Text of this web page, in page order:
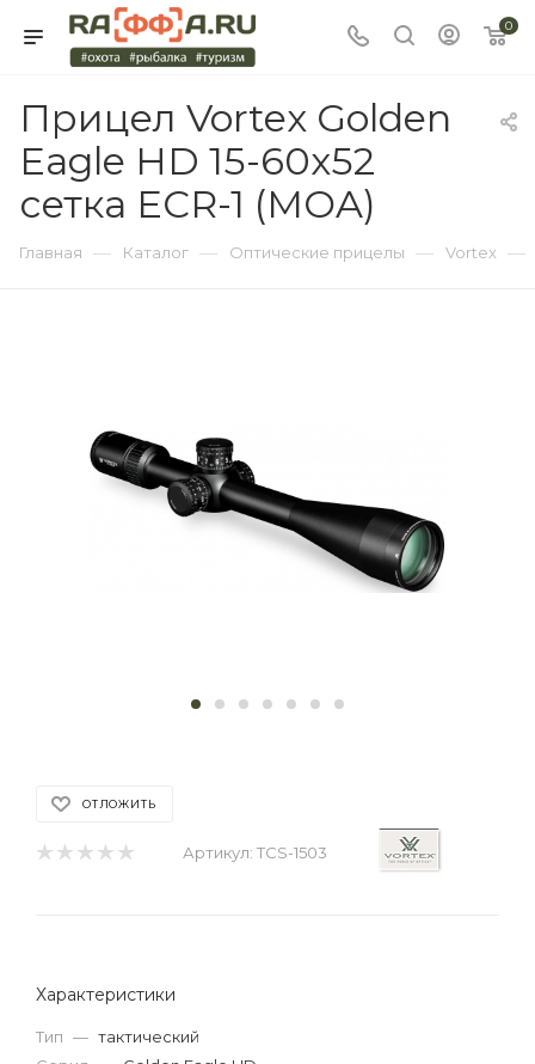
0
Прицел Vortex Golden
Eagle HD 15-60x52
сетка ECR-1 (MOA)
Главная — Каталог — Оптические прицелы — Vortex —
ОТЛОЖИТЬ
Артикул: TCS-1503
Характеристики
Тип — тактический